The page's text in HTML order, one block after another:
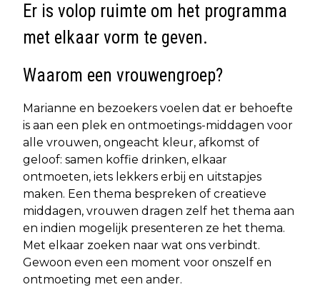
Er is volop ruimte om het programma
met elkaar vorm te geven.
Waarom een vrouwengroep?
Marianne en bezoekers voelen dat er behoefte
is aan een plek en ontmoetings-middagen voor
alle vrouwen, ongeacht kleur, afkomst of
geloof: samen koffie drinken, elkaar
ontmoeten, iets lekkers erbij en uitstapjes
maken. Een thema bespreken of creatieve
middagen, vrouwen dragen zelf het thema aan
en indien mogelijk presenteren ze het thema.
Met elkaar zoeken naar wat ons verbindt.
Gewoon even een moment voor onszelf en
ontmoeting met een ander.